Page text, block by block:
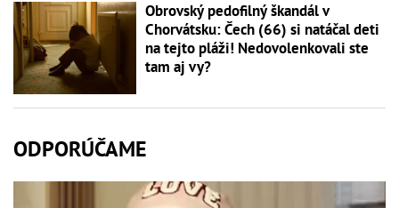
Obrovský pedofilný škandál v
Chorvátsku: Čech (66) si natáčal deti
na tejto pláži! Nedovolenkovali ste
tam aj vy?
ODPORÚČAME